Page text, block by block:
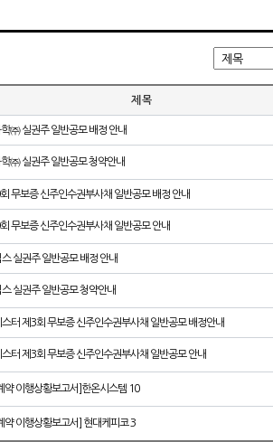
제 목
㈜ 실권주 일반공모 배정 안내
㈜ 실권주 일반공모 청약안내
무보증 신주인수권부사채 일반공모 배정 안내
무보증 신주인수권부사채 일반공모 안내
실권주 일반공모 배정 안내
실권주 일반공모 청약안내
터 제3회 무보증 신주인수권부사채 일반공모 배정안내
터 제3회 무보증 신주인수권부사채 일반공모 안내
약 이행상황보고서]한온시스템 10
약 이행상황보고서] 현대케피코 3